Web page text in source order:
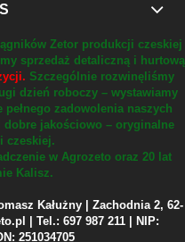
Zetor produkcji czeskiej
sprzedaż detaliczną i hurtową
Szczególnie rozwinęliśmy
dzień roboczy – wystawiamy
zadowolenia naszych
dobre jakościowo – oryginalne
czeskiej.
w Agrozeto oraz 20 lat
Kalisz.
Kałużny | Zachodnia 2, 62-
| Tel.: 697 987 211 | NIP:
251034705